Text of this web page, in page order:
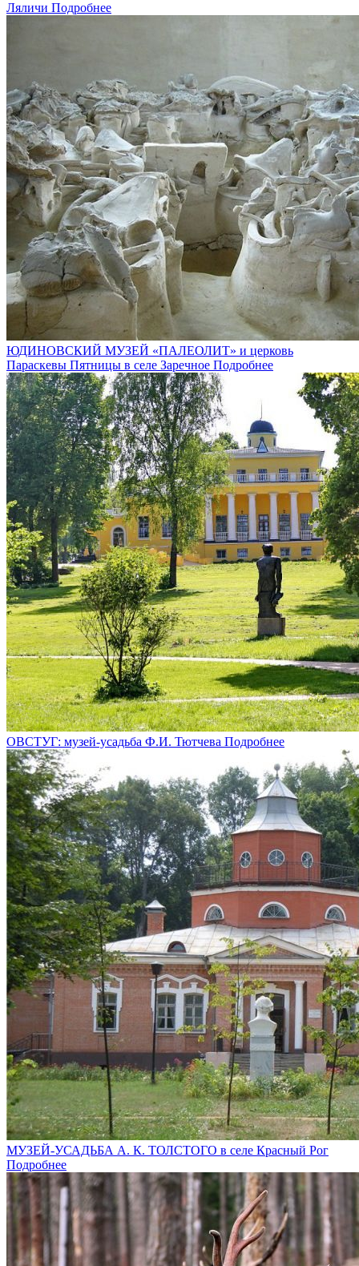
Ляличи Подробнее
ЮДИНОВСКИЙ МУЗЕЙ «ПАЛЕОЛИТ» и церковь
Параскевы Пятницы в селе Заречное Подробнее
ОВСТУГ: музей-усадьба Ф.И. Тютчева Подробнее
МУЗЕЙ-УСАДЬБА А. К. ТОЛСТОГО в селе Красный Рог
Подробнее